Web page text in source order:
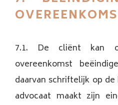
7.1. De cliënt kan
overeenkomst
daarvan schriftelijk op
advocaat maakt zijn